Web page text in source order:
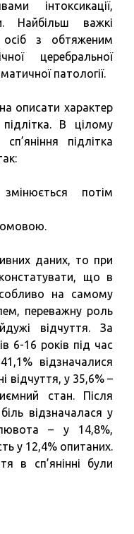
інтоксикації,
Найбільш важкі
осіб з обтяженим
церебральної
патології.
описати характер
В цілому
підлітка
потім
даних, то при
що в
на самому
переважну роль
відчуття. За
6-16 років під час
відзначалися
відчуття, у 35,6% –
стан. Після
відзначалася у
– у 14,8%,
у 12,4% опитаних.
в сп’янінні були